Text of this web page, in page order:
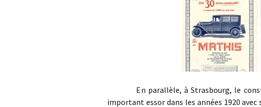
En parallèle, à Strasbourg, le
important essor dans les années 1920